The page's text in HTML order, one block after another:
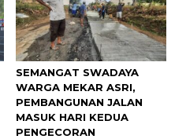
SEMANGAT SWADAYA
WARGA MEKAR ASRI,
PEMBANGUNAN JALAN
MASUK HARI KEDUA
PENGECORAN